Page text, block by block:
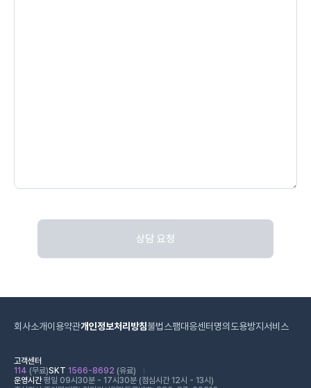
상담 요청
회사소개이용약관개인정보처리방침불법스팸대응센터 명의도용방지서비스
고객센터
114 (무료)SKT 1566-8692 (유료)
운영시간평일 09시30분 - 17시30분 (점심시간 12시 - 13시)